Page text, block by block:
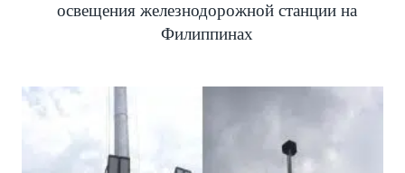
освещения железнодорожной станции на
Филиппинах